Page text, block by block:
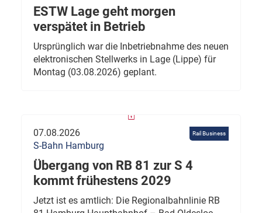
ESTW Lage geht morgen
verspätet in Betrieb
Ursprünglich war die Inbetriebnahme des neuen
elektronischen Stellwerks in Lage (Lippe) für
Montag (03.08.2026) geplant.
Rail Business
07.08.2026
S-Bahn Hamburg
Übergang von RB 81 zur S 4
kommt frühestens 2029
Jetzt ist es amtlich: Die Regionalbahnlinie RB